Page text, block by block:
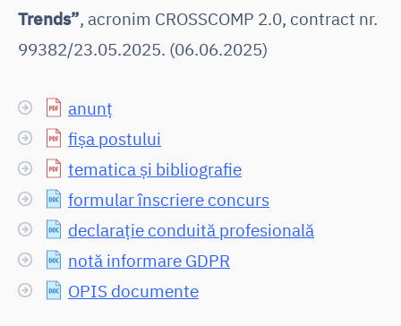
Trends”, acronim CROSSCOMP 2.0, contract nr.
99382/23.05.2025. (06.06.2025)
anunț
fișa postului
tematica și bibliografie
formular înscriere concurs
declarație conduită profesională
notă informare GDPR
OPIS documente